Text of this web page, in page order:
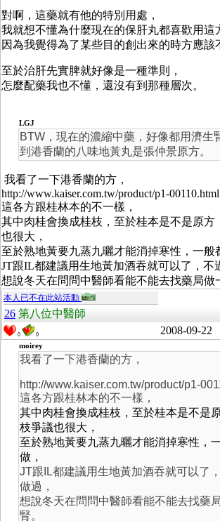
對啊，這藥就有他的特別用處，
我就想不懂為什麼現在的保肝丸都喜歡用這
因為我覺得為了某些目的創出來的時方應該
至於治肝先實脾就好像是一種準則，
怎麼配藥我也不懂，還沒有到那種層次。
LGJ
BTW，現在的濃縮中藥，好像都用濟生
到港香蘭的八味地黃丸是張仲景原方。
我看了一下港香蘭的方，
http://www.kaiser.com.tw/product/p1-00110.html
這各方跟桂林本的不一樣，
其中肉桂會換成桂枝，至於桂本是不是原方
也很大，
至於熟地黃要九蒸九曬才能消掉寒性，一般
JT跟IL都建議用生地黃加酒吞就可以了，不
想說冬天在問問中醫師看能不能去找藥局做
本人已不在此站活動
26 第八位中醫師
0 0 2008-09-22
moirey
我看了一下港香蘭的方，
http://www.kaiser.com.tw/product/p1-
這各方跟桂林本的不一樣，
其中肉桂會換成桂枝，至於桂本是不是
枝爭議也很大，
至於熟地黃要九蒸九曬才能消掉寒性，
做，
JT跟IL都建議用生地黃加酒吞就可以了
做過，
想說冬天在問問中醫師看能不能去找藥
腎。